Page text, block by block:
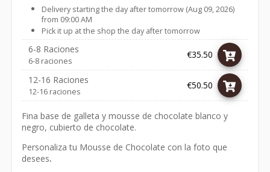
Delivery starting the day after tomorrow (Aug 09, 2026)
from 09:00 AM
Pick it up at the shop the day after tomorrow
6-8 Raciones
6-8 raciones
€35.50
12-16 Raciones
12-16 raciones
€50.50
Fina base de galleta y mousse de chocolate blanco y
negro, cubierto de chocolate.
Personaliza tu Mousse de Chocolate con la foto que
desees.